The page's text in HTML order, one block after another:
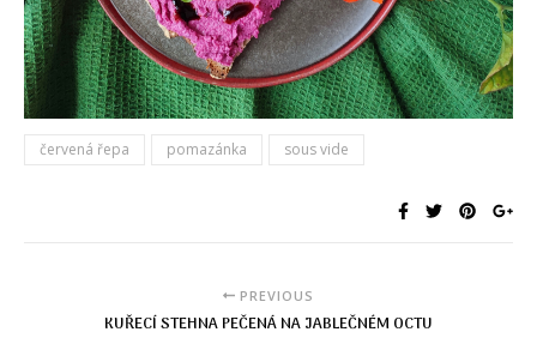
červená řepa pomazánka sous vide
PREVIOUS
KUŘECÍ STEHNA PEČENÁ NA JABLEČNÉM OCTU